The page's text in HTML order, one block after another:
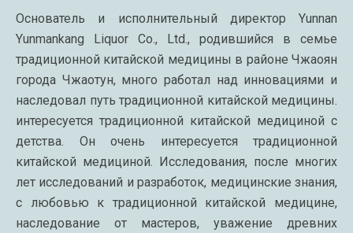
Основатель и исполнительный директор Yunnan
Yunmankang Liquor Co., Ltd., родившийся в семье
традиционной китайской медицины в районе Чжаоян
города Чжаотун, много работал над инновациями и
наследовал путь традиционной китайской медицины.
интересуется традиционной китайской медициной с
детства. Он очень интересуется традиционной
китайской медициной. Исследования, после многих
лет исследований и разработок, медицинские знания,
с любовью к традиционной китайской медицине,
наследование от мастеров, уважение древних